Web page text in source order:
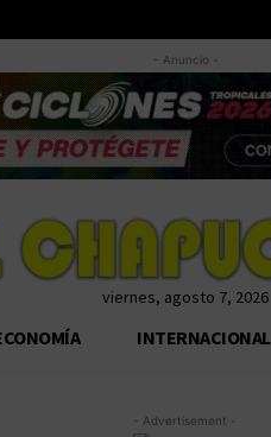
- Anuncio -
viernes, agosto 7, 2026
INTERNACIONAL
- Advertisement -